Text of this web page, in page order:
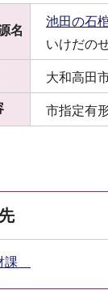
名
池田の石
いけだの
大和高田
市指定有
課